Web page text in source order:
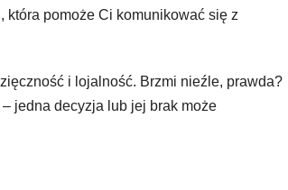
pomoże Ci komunikować się z
i lojalność. Brzmi nieźle, prawda?
jedna decyzja lub jej brak może